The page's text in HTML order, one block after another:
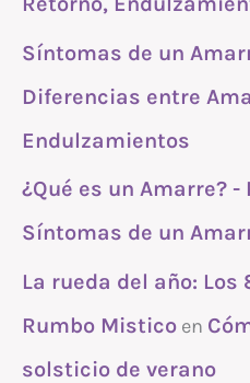
Síntomas de un
Diferencias entre
Endulzamientos
¿Qué es un Amarre?
Síntomas de un
La rueda del año:
Rumbo Mistico en
solsticio de verano